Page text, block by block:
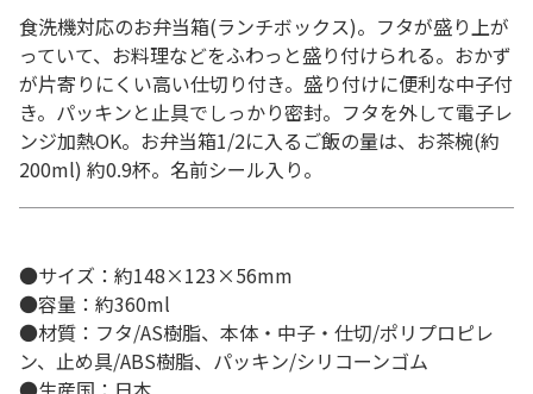
食洗機対応のお弁当箱(ランチボックス)。フタが盛り上が
っていて、お料理などをふわっと盛り付けられる。おかず
が片寄りにくい高い仕切り付き。盛り付けに便利な中子付
き。パッキンと止具でしっかり密封。フタを外して電子レ
ンジ加熱OK。お弁当箱1/2に入るご飯の量は、お茶椀(約
200ml) 約0.9杯。名前シール入り。
●サイズ：約148×123×56mm
●容量：約360ml
●材質：フタ/AS樹脂、本体・中子・仕切/ポリプロピレ
ン、止め具/ABS樹脂、パッキン/シリコーンゴム